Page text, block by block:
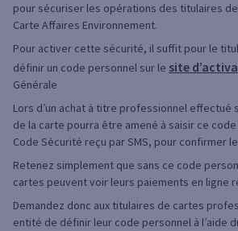
pour sécuriser les opérations des titulaires
Carte Affaires Environnement.
Pour activer cette sécurité, il suffit pour le
définir un code personnel sur le site
Générale
Lors d’un achat à titre professionnel effectué
de la carte pourra être amené à saisir ce
Code Sécurité reçu par SMS, pour confirmer
Retenez simplement que sans ce code
cartes peuvent voir leurs paiements en ligne
Demandez donc aux titulaires de cartes
entité de définir leur code personnel à l’aide